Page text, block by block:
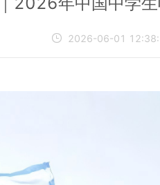
 2026-06-01